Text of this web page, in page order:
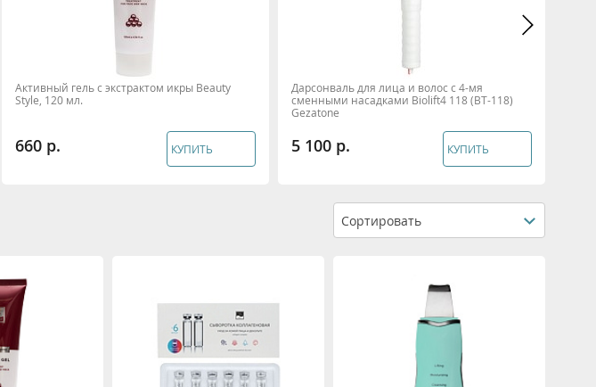
Активный гель с экстрактом икры Beauty
Style, 120 мл.
660 КУПИТЬ
Дарсонваль для лица и волос с 4-мя
сменными насадками Biolift4 118 (BT-118)
Gezatone
5 100 КУПИТЬ
Сортировать